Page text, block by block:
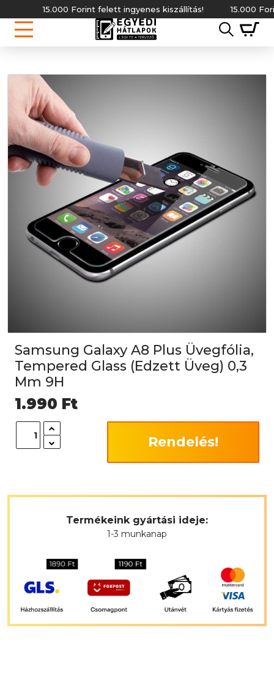
15.000 Forint felett ingyenes kiszállítás! 15.000
Samsung Galaxy A8 Plus Üvegfólia,
Tempered Glass (Edzett Üveg) 0,3
Mm 9H
1.990 Ft
Rendelés!
Termékeink gyártási ideje:
1-3 munkanap